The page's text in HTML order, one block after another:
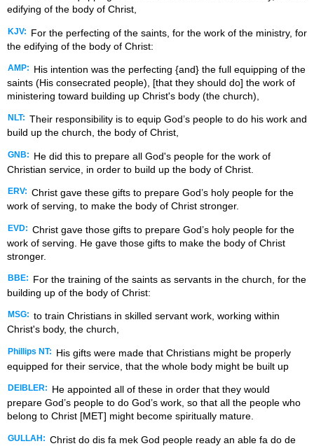
edifying of the body of Christ,
KJV:
For the perfecting of the saints, for the work of the ministry, for
the edifying of the body of Christ:
AMP:
His intention was the perfecting {and} the full equipping of the
saints (His consecrated people), [that they should do] the work of
ministering toward building up Christ's body (the church),
NLT: Their responsibility is to equip God’s people to do his work and
build up the church, the body of Christ,
GNB:
He did this to prepare all God's people for the work of
Christian service, in order to build up the body of Christ.
ERV: Christ gave these gifts to prepare God’s holy people for the
work of serving, to make the body of Christ stronger.
EVD: Christ gave those gifts to prepare God’s holy people for the
work of serving. He gave those gifts to make the body of Christ
stronger.
BBE:
For the training of the saints as servants in the church, for the
building up of the body of Christ:
MSG: to train Christians in skilled servant work, working within
Christ's body, the church,
Phillips NT:
His gifts were made that Christians might be properly
equipped for their service, that the whole body might be built up
DEIBLER:
He appointed all of these in order that they would
prepare God’s people to do God’s work, so that all the people who
belong to Christ [MET] might become spiritually mature.
GULLAH: Christ do dis fa mek God people ready an able fa do de